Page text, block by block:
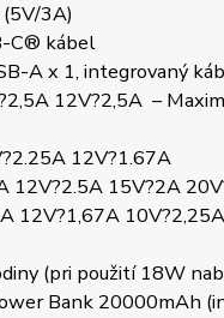
3A)
C® kábel
A x 1, integrovaný
12V?2,5A –
12V?1.67A
12V?2.5A 15V?2A
12V?1,67A
(pri použití 18W
Bank 20000mAh